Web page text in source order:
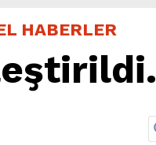
HABERLER